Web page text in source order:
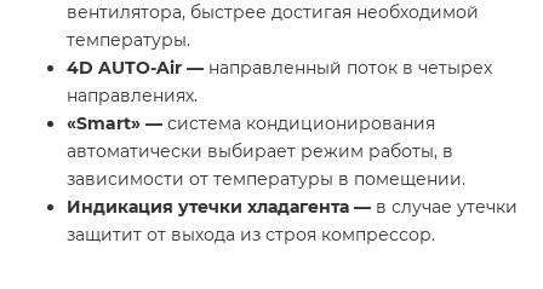
вентилятора, быстрее достигая необходимой
температуры.
4D AUTO-Air — направленный поток в четырех
направлениях.
«Smart» — система кондиционирования
автоматически выбирает режим работы, в
зависимости от температуры в помещении.
Индикация утечки хладагента — в случае утечки
защитит от выхода из строя компрессор.